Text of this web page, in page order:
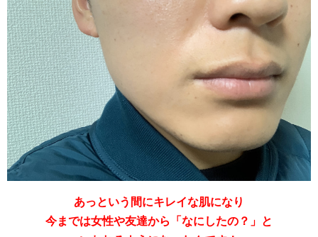
あっという間にキレイな肌になり
今までは女性や友達から「なにしたの？」と